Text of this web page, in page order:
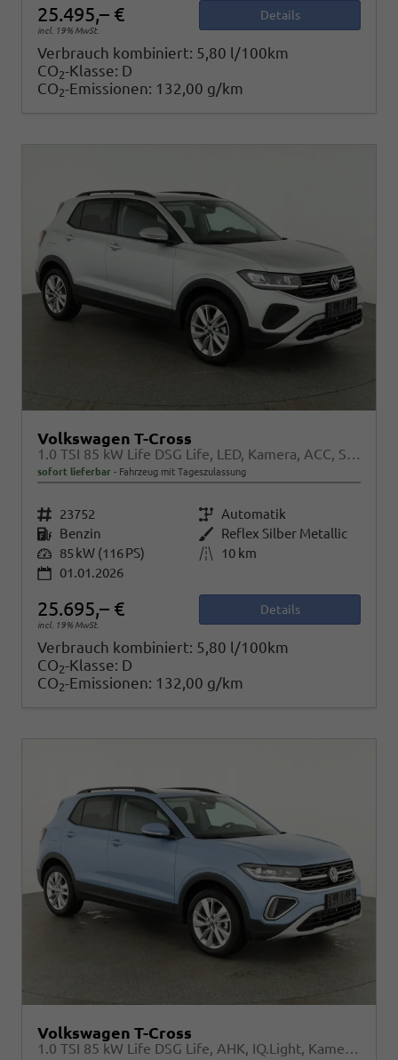
25.495,– €
incl. 19% MwSt.
Details
Verbrauch kombiniert: 5,80 l/100km
CO2-Klasse: D
CO2-Emissionen: 132,00 g/km
Volkswagen T-Cross
1.0 TSI 85 kW Life DSG Life, LED, Kamera, ACC, Side, Winter, 17-Zoll, 3-J. Garantie
sofort lieferbar Fahrzeug mit Tageszulassung
Fahrzeugnr. 23752 Getriebe Automatik
Kraftstoff Benzin Außenfarbe Reflex Silber Metallic
Leistung 85 kW (116 PS) Kilometerstand
10 km
01.01.2026
25.695,– €
incl. 19% MwSt.
Details
Verbrauch kombiniert: 5,80 l/100km
CO2-Klasse: D
CO2-Emissionen: 132,00 g/km
Volkswagen T-Cross
1.0 TSI 85 kW Life DSG Life, AHK, IQ.Light, Kamera, ACC, Side, Winter, 17-Zoll